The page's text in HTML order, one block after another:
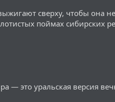
сверху, чтобы она
поймах сибирских
— это уральская версия